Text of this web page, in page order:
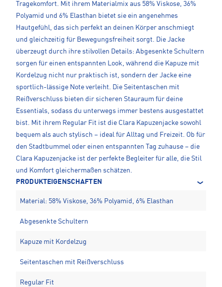
Tragekomfort. Mit ihrem Materialmix aus 58% Viskose, 36%
Polyamid und 6% Elasthan bietet sie ein angenehmes
Hautgefühl, das sich perfekt an deinen Körper anschmiegt
und gleichzeitig für Bewegungsfreiheit sorgt. Die Jacke
überzeugt durch ihre stilvollen Details: Abgesenkte Schultern
sorgen für einen entspannten Look, während die Kapuze mit
Kordelzug nicht nur praktisch ist, sondern der Jacke eine
sportlich-lässige Note verleiht. Die Seitentaschen mit
Reißverschluss bieten dir sicheren Stauraum für deine
Essentials, sodass du unterwegs immer bestens ausgestattet
bist. Mit ihrem Regular Fit ist die Clara Kapuzenjacke sowohl
bequem als auch stylisch – ideal für Alltag und Freizeit. Ob für
den Stadtbummel oder einen entspannten Tag zuhause – die
Clara Kapuzenjacke ist der perfekte Begleiter für alle, die Stil
und Komfort gleichermaßen schätzen.
PRODUKTEIGENSCHAFTEN
Material: 58% Viskose, 36% Polyamid, 6% Elasthan
Abgesenkte Schultern
Kapuze mit Kordelzug
Seitentaschen mit Reißverschluss
Regular Fit